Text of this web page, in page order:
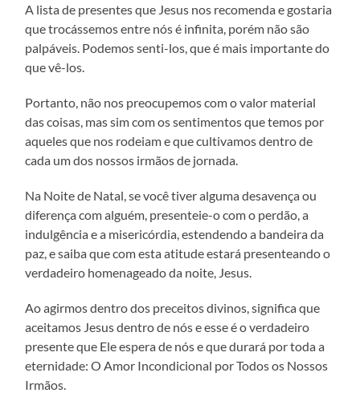
A lista de presentes que Jesus nos recomenda e gostaria
que trocássemos entre nós é infinita, porém não são
palpáveis. Podemos senti-los, que é mais importante do
que vê-los.
Portanto, não nos preocupemos com o valor material
das coisas, mas sim com os sentimentos que temos por
aqueles que nos rodeiam e que cultivamos dentro de
cada um dos nossos irmãos de jornada.
Na Noite de Natal, se você tiver alguma desavença ou
diferença com alguém, presenteie-o com o perdão, a
indulgência e a misericórdia, estendendo a bandeira da
paz, e saiba que com esta atitude estará presenteando o
verdadeiro homenageado da noite, Jesus.
Ao agirmos dentro dos preceitos divinos, significa que
aceitamos Jesus dentro de nós e esse é o verdadeiro
presente que Ele espera de nós e que durará por toda a
eternidade: O Amor Incondicional por Todos os Nossos
Irmãos.